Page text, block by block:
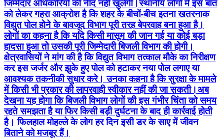
जिम्मेदार अधिकारियों की नींद नहीं खुलेगी।स्थानीय लोगों में इस बात
को लेकर गहरा आक्रोश है कि शहर के बीचों-बीच इतना खतरनाक
विद्युत पोल होने के बावजूद विभाग पूरी तरह बेपरवाह बना हुआ है।
लोगों का कहना है कि यदि किसी मासूम की जान गई या कोई बड़ा
हादसा हुआ तो उसकी पूरी जिम्मेदारी बिजली विभाग की होगी।
क्षेत्रवासियों ने मांग की है कि विद्युत विभाग तत्काल मौके का निरीक्षण
कर इस जर्जर और झुके हुए पोल को हटाकर नया पोल लगाए या
आवश्यक तकनीकी सुधार करे। उनका कहना है कि सुरक्षा के मामले
में किसी भी प्रकार की लापरवाही स्वीकार नहीं की जा सकती।अब
देखना यह होगा कि बिजली विभाग लोगों की इस गंभीर चिंता को समय
रहते समझता है या फिर किसी बड़ी दुर्घटना के बाद ही कार्रवाई होती
है। फिलहाल मोहल्ले के लोग हर दिन इसी डर के साए में जीवन
बिताने को मजबूर हैं।